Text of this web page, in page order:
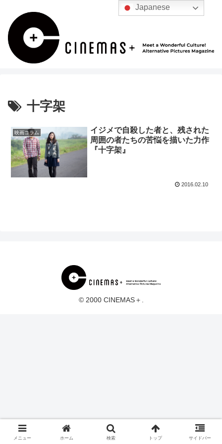
十字架
映画コラム
イジメで自殺した者と、残された
周囲の者たちの苦悩を描いた力作
『十字架』
2016.02.10
© 2000 CINEMAS＋.
メニュー ホーム 検索 トップ サイドバー
Japanese